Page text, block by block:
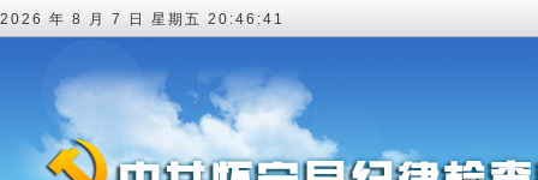
2026 年 8 月 7 日 星期五 20:46:42